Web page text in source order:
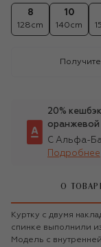
8
128cm
10
140cm
20%
оранжевой
С Альфа-
Подробнее
О
Куртку с двумя
спинке выполнили
Модель с